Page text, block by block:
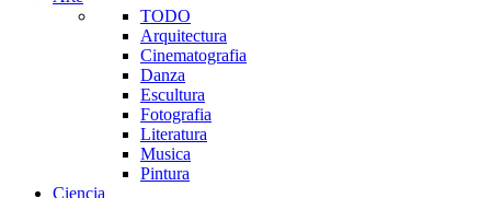
TODO
Arquitectura
Cinematografia
Danza
Escultura
Fotografia
Literatura
Musica
Pintura
Ciencia